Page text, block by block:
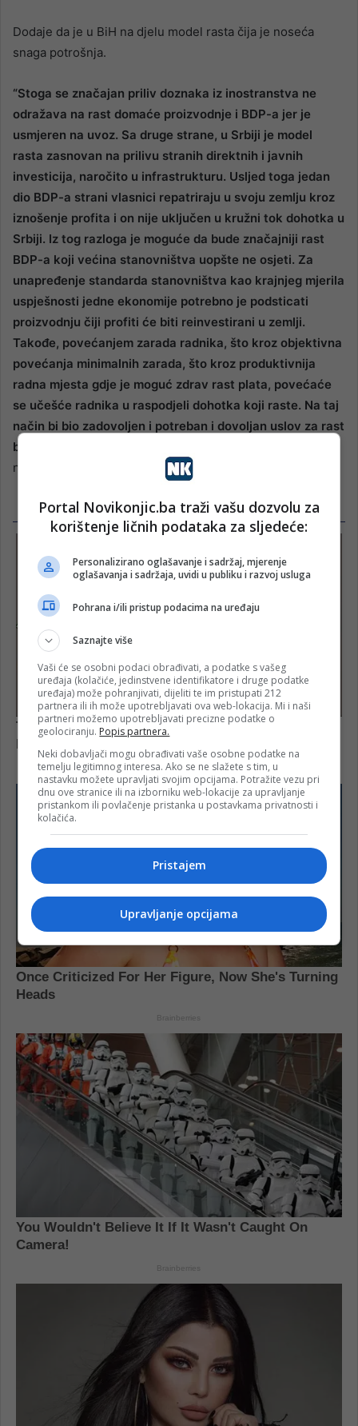
Dodaje da je u BiH na djelu model rasta čija je noseća
snaga potrošnja.
“Stoga se značajan priliv doznaka iz inostranstva ne
odražava na rast domaće proizvodnje i BDP-a jer je
usmjeren na uvoz. Sa druge strane, u Srbiji je model
rasta zasnovan na prilivu stranih direktnih i javnih
investicija, naročito u infrastrukturu. Usljed toga jedan
dio BDP-a strani vlasnici repatriraju u svoju zemlju kroz
iznošenje profita i on nije uključen u kružni tok dohotka u
Srbiji. Iz tog razloga je moguće da bude značajniji rast
BDP-a koji većina stanovništva uopšte ne osjeti. Za
unapređenje standarda stanovništva kao krajnjeg mjerila
uspješnosti jedne ekonomije potrebno je podsticati
proizvodnju čiji profiti će biti reinvestirani u zemlji.
Takođe, povećanjem zarada radnika, što kroz objektivna
povećanja minimalnih zarada, što kroz produktivnija
radna mjesta gdje je moguć zdrav rast plata, povećaće
se učešće radnika u raspodjeli dohotka koji raste. Na taj
način bi bio zadovoljen i potreban i dovoljan uslov za rast
blagostanja u BiH”
novine.
Portal Novikonjic.ba traži vašu dozvolu za
korištenje ličnih podataka za sljedeće:
Personalizirano oglašavanje i sadržaj, mjerenje
oglašavanja i sadržaja, uvidi u publiku i razvoj usluga
Pohrana i/ili pristup podacima na uređaju
Saznajte više
Vaši će se osobni podaci obrađivati, a podatke s vašeg
uređaja (kolačiće, jedinstvene identifikatore i druge podatke
uređaja) može pohranjivati, dijeliti te im pristupati 212
partnera ili ih može upotrebljavati ova web-lokacija. Mi i naši
partneri možemo upotrebljavati precizne podatke o
geolociranju. Popis partnera.
Neki dobavljači mogu obrađivati vaše osobne podatke na
temelju legitimnog interesa. Ako se ne slažete s tim, u
nastavku možete upravljati svojim opcijama. Potražite vezu pri
dnu ove stranice ili na izborniku web-lokacije za upravljanje
pristankom ili povlačenje pristanka u postavkama privatnosti i
kolačića.
Pristajem
Upravljanje opcijama